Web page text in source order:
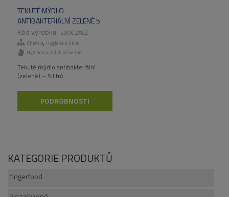
TEKUTÉ MÝDLO
ANTIBAKTERIÁLNÍ ZELENÉ 5
LITRŮ
20002ACZ
Chemie, Hygiena a úklid
Hygiena a úklid->Chemie
Tekuté mýdlo antibakteriální
(zelené) – 5 litrů
PODROBNOSTI
KATEGORIE PRODUKTŮ
fingerfood